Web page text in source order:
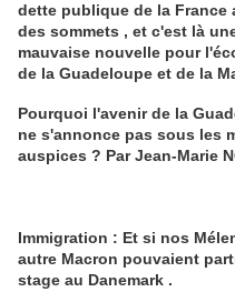
dette publique de la France
des sommets , et c'est là
mauvaise nouvelle pour
de la Guadeloupe et de la
Pourquoi l'avenir de la
ne s'annonce pas sous les
auspices ? Par Jean-Marie
Immigration : Et si nos
autre Macron pouvaient
stage au Danemark .